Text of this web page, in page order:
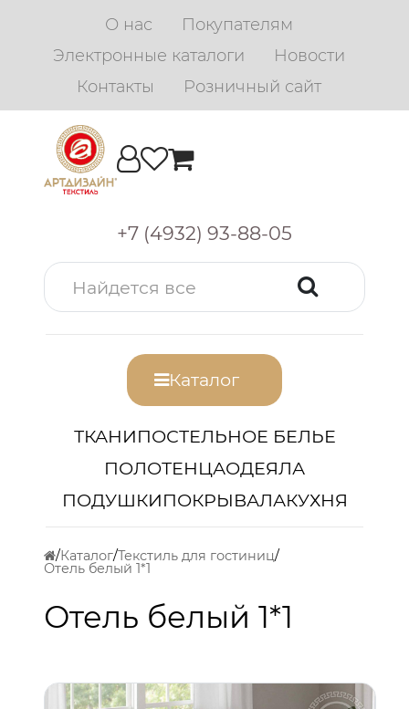
О нас
Покупателям
Электронные каталоги
Новости
Контакты
Розничный сайт
+7 (4932) 93-88-05
Каталог
ТКАНИПОСТЕЛЬНОЕ БЕЛЬЕ
ПОЛОТЕНЦАОДЕЯЛА
ПОДУШКИПОКРЫВАЛАКУХНЯ
Каталог Текстиль для гостиниц
Отель белый 1*1
Отель белый 1*1